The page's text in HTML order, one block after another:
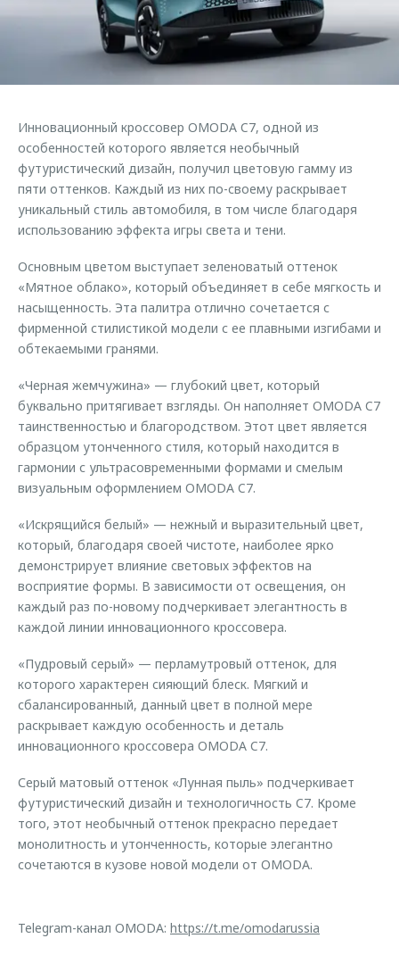
Страхование
Кредитный калькулятор
Оригинальные аксессуары
Запчасти
Трейд-ин
Калькулятор трейд-ин
Клиентская поддержка
O&J Автоклуб
Клуб владельцев OMODA
Аксессуары
Одежда и сувениры
Оригинальные аксессуары
Запчасти
Обратная связь
Инновационный кроссовер OMODA C7, одной из
особенностей которого является необычный
футуристический дизайн, получил цветовую гамму из
пяти оттенков. Каждый из них по-своему раскрывает
уникальный стиль автомобиля, в том числе благодаря
использованию эффекта игры света и тени.
Основным цветом выступает зеленоватый оттенок
«Мятное облако», который объединяет в себе мягкость и
насыщенность. Эта палитра отлично сочетается с
фирменной стилистикой модели с ее плавными изгибами и
обтекаемыми гранями.
«Черная жемчужина» — глубокий цвет, который
буквально притягивает взгляды. Он наполняет OMODA C7
таинственностью и благородством. Этот цвет является
образцом утонченного стиля, который находится в
гармонии с ультрасовременными формами и смелым
визуальным оформлением OMODA C7.
«Искрящийся белый» — нежный и выразительный цвет,
который, благодаря своей чистоте, наиболее ярко
демонстрирует влияние световых эффектов на
восприятие формы. В зависимости от освещения, он
каждый раз по-новому подчеркивает элегантность в
каждой линии инновационного кроссовера.
«Пудровый серый» — перламутровый оттенок, для
которого характерен сияющий блеск. Мягкий и
сбалансированный, данный цвет в полной мере
раскрывает каждую особенность и деталь
инновационного кроссовера OMODA C7.
Серый матовый оттенок «Лунная пыль» подчеркивает
футуристический дизайн и технологичность C7. Кроме
того, этот необычный оттенок прекрасно передает
монолитность и утонченность, которые элегантно
сочетаются в кузове новой модели от OMODA.
Telegram-канал OMODA: https://t.me/omodarussia